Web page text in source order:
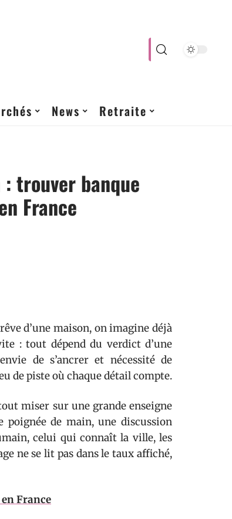
News Retraite
trouver banque
France
d’une maison, on imagine déjà
: tout dépend du verdict d’une
de s’ancrer et nécessité de
de piste où chaque détail compte.
miser sur une grande enseigne
poignée de main, une discussion
celui qui connaît la ville, les
ne se lit pas dans le taux affiché,
France